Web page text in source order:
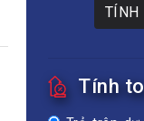
TÍNH
Tính